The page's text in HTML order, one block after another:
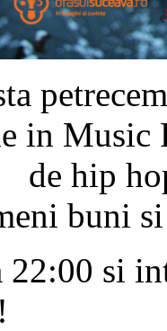
in
de hip
buni
22:00 si